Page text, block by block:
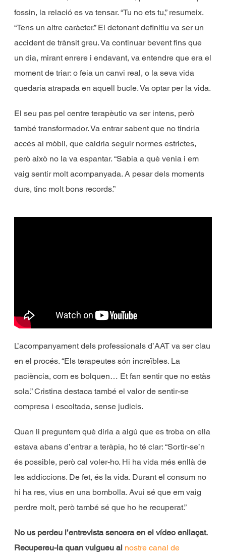
fossin, la relació es va tensar. “Tu no ets tu,” resumeix.
“Tens un altre caràcter.” El detonant definitiu va ser un
accident de trànsit greu. Va continuar bevent fins que
un dia, mirant enrere i endavant, va entendre que era el
moment de triar: o feia un canvi real, o la seva vida
quedaria atrapada en aquell bucle. Va optar per la vida.
El seu pas pel centre terapèutic va ser intens, però
també transformador. Va entrar sabent que no tindria
accés al mòbil, que caldria seguir normes estrictes,
però això no la va espantar. “Sabia a què venia i em
vaig sentir molt acompanyada. A pesar dels moments
durs, tinc molt bons records.”
L’acompanyament dels professionals d’AAT va ser clau
en el procés. “Els terapeutes són increïbles. La
paciència, com es bolquen… Et fan sentir que no estàs
sola.” Cristina destaca també el valor de sentir-se
compresa i escoltada, sense judicis.
Quan li preguntem què diria a algú que es troba on ella
estava abans d’entrar a teràpia, ho té clar: “Sortir-se’n
és possible, però cal voler-ho. Hi ha vida més enllà de
les addiccions. De fet, és la vida. Durant el consum no
hi ha res, vius en una bombolla. Avui sé que em vaig
perdre molt, però també sé que ho he recuperat.”
No us perdeu l’entrevista sencera en el vídeo enllaçat.
Recupereu-la quan vulgueu al nostre canal de